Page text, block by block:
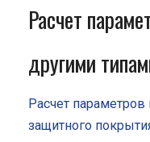
Расчет
другими
Расчет
защитного